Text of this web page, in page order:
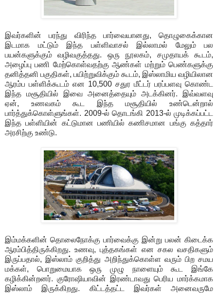
இவர்களின் பரந்து விரிந்த பார்வையானது, தொழுகைக்கான
இடமாக மட்டும் இந்த பள்ளிவாசல் இல்லாமல் மேலும் பல
பயன்களுக்கும் வழிவகுத்தது. ஒரு நூலகம், சமுதாயக் கூடம்,
அழைப்பு பணி மேற்கொள்வதற்கு ஆண்கள் மற்றும் பெண்களுக்கு
தனித்தனி பகுதிகள், பயிற்றுவிக்கும் கூடம், இஸ்லாமிய வழியிலான
ஆரம்ப பள்ளிக்கூடம் என 10,500 சதுர மீட்டர் பரப்பளவு கொண்ட
இந்த மசூதியில் இவை அனைத்தையும் அடக்கினர். இவ்வளவு
ஏன், உணவகம் கூட இந்த மசூதியில் உண்டென்றால்
பார்த்துக்கொள்ளுங்கள். 2009-ல் தொடங்கி 2013-ல் முடிக்கப்பட்ட
இந்த பள்ளியின் கட்டுமான பணியில் கணிசமான பங்கு கத்தார்
அரசிற்கு உண்டு.
இம்மக்களின் தொலைநோக்கு பார்வைக்கு இன்று பலன் கிடைக்க
ஆரம்பித்திருக்கிறது. உணவு, புத்தகங்கள் என சகல வசதிகளும்
இருப்பதால், இஸ்லாம் குறித்து அறிந்துக்கொள்ள வரும் பிற சமய
மக்கள், பொறுமையாக ஒரு முழு நாளையும் கூட இங்கே
கழிக்கின்றனர். குரோஷியாவின் இரண்டாவது பெரிய மார்க்கமாக
இஸ்லாம் இருக்கிறது. கிட்டத்தட்ட இவர்கள் அனைவருமே